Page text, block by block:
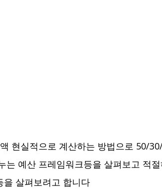
현실적으로 계산하는 방법으로 50/
는 예산 프레임워크등을 살펴보고 적
을 살펴보려고 합니다